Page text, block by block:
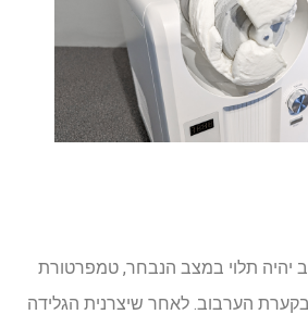
יהיה תלוי במצב הנבחר, טמפרטורת
הערבוב. לאחר שיצרנית הגלידה